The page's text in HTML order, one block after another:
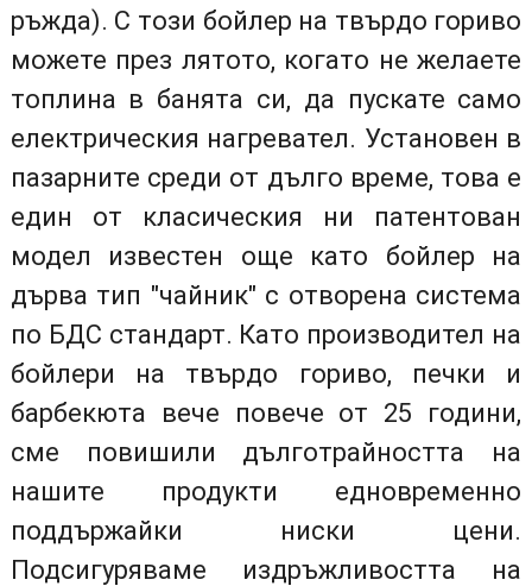
ръжда). С този бойлер на твърдо гориво
можете през лятото, когато не желаете
топлина в банята си, да пускате само
електрическия нагревател. Установен в
пазарните среди от дълго време, това е
един от класическия ни патентован
модел известен още като бойлер на
дърва тип "чайник" с отворена система
по БДС стандарт. Като производител на
бойлери на твърдо гориво, печки и
барбекюта вече повече от 25 години,
сме повишили дълготрайността на
нашите продукти едновременно
поддържайки ниски цени.
Подсигуряваме издръжливостта на